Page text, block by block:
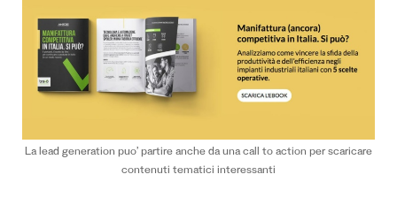
La lead generation puo’ partire anche da una call to action per scaricare
contenuti tematici interessanti